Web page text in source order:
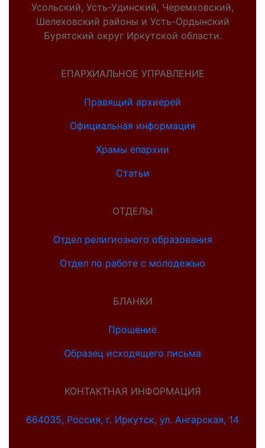
Усольский, Усть-Удинский, Черемховский,
Шелеховский районы и Усть-Ордынский
Бурятский округ Иркутской области.
ЕПАРХИАЛЬНОЕ УПРАВЛЕНИЕ
Правящий архиерей
Официальная информация
Храмы епархии
Статьи
ОТДЕЛЫ
Отдел религиозного образования
Отдел по работе с молодежью
БЛАНКИ
Прошение
Образец исходящего письма
КОНТАКТНАЯ ИНФОРМАЦИЯ
664035, Россия, г. Иркутск, ул. Ангарская, 14